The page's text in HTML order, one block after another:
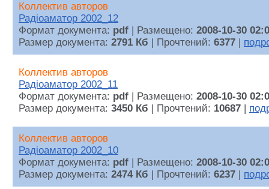
Коллектив авторов
Радiоаматор 2002_12
Формат документа: pdf | Размещено: 2008-10-30
Размер документа: 2791 Кб | Прочтений: 6377
Коллектив авторов
Радiоаматор 2002_11
Формат документа: pdf | Размещено: 2008-10-30
Размер документа: 3450 Кб | Прочтений: 10687
Коллектив авторов
Радiоаматор 2002_10
Формат документа: pdf | Размещено: 2008-10-30
Размер документа: 2474 Кб | Прочтений: 6237